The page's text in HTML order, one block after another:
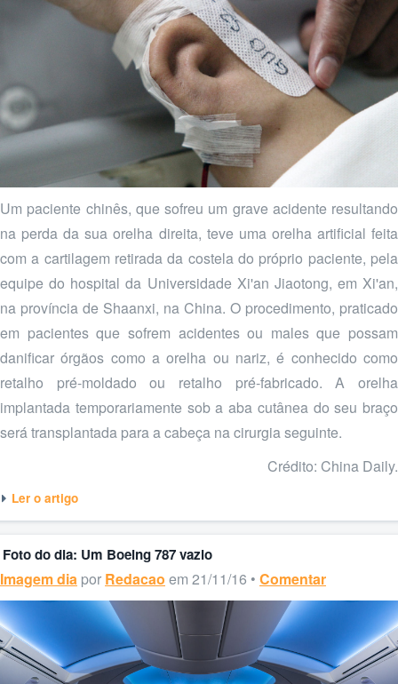
Um paciente chinês, que sofreu um grave acidente resultando
na perda da sua orelha direita, teve uma orelha artificial feita
com a cartilagem retirada da costela do próprio paciente, pela
equipe do hospital da Universidade Xi'an Jiaotong, em Xi'an,
na província de Shaanxi, na China. O procedimento, praticado
em pacientes que sofrem acidentes ou males que possam
danificar órgãos como a orelha ou nariz, é conhecido como
retalho pré-moldado ou retalho pré-fabricado. A orelha
implantada temporariamente sob a aba cutânea do seu braço
será transplantada para a cabeça na cirurgia seguinte.
Crédito: China Daily.
Ler o artigo
Foto do dia: Um Boeing 787 vazio
Imagem dia por Redacao em 21/11/16 • Comentar